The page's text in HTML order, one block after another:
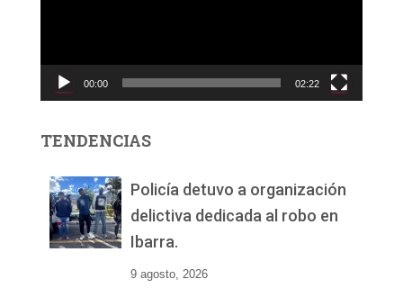
c
d
00:00 02:22
TENDENCIAS
Policía detuvo a organización
delictiva dedicada al robo en
Ibarra.
9 agosto, 2026